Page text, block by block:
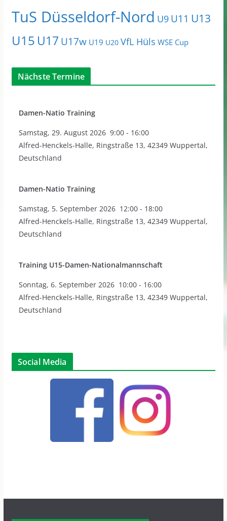
TuS Düsseldorf-Nord U9 U11 U13
U15 U17 U17w U19 U20 VfL Hüls WSE Cup
Nächste Termine
Damen-Natio Training
Samstag, 29. August 2026 9:00- 16:00
Alfred-Henckels-Halle, Ringstraße 13, 42349 Wuppertal,
Deutschland
Damen-Natio Training
Samstag, 5. September 2026 12:00- 18:00
Alfred-Henckels-Halle, Ringstraße 13, 42349 Wuppertal,
Deutschland
Training U15-Damen-Nationalmannschaft
Sonntag, 6. September 2026 10:00- 16:00
Alfred-Henckels-Halle, Ringstraße 13, 42349 Wuppertal,
Deutschland
Social Media